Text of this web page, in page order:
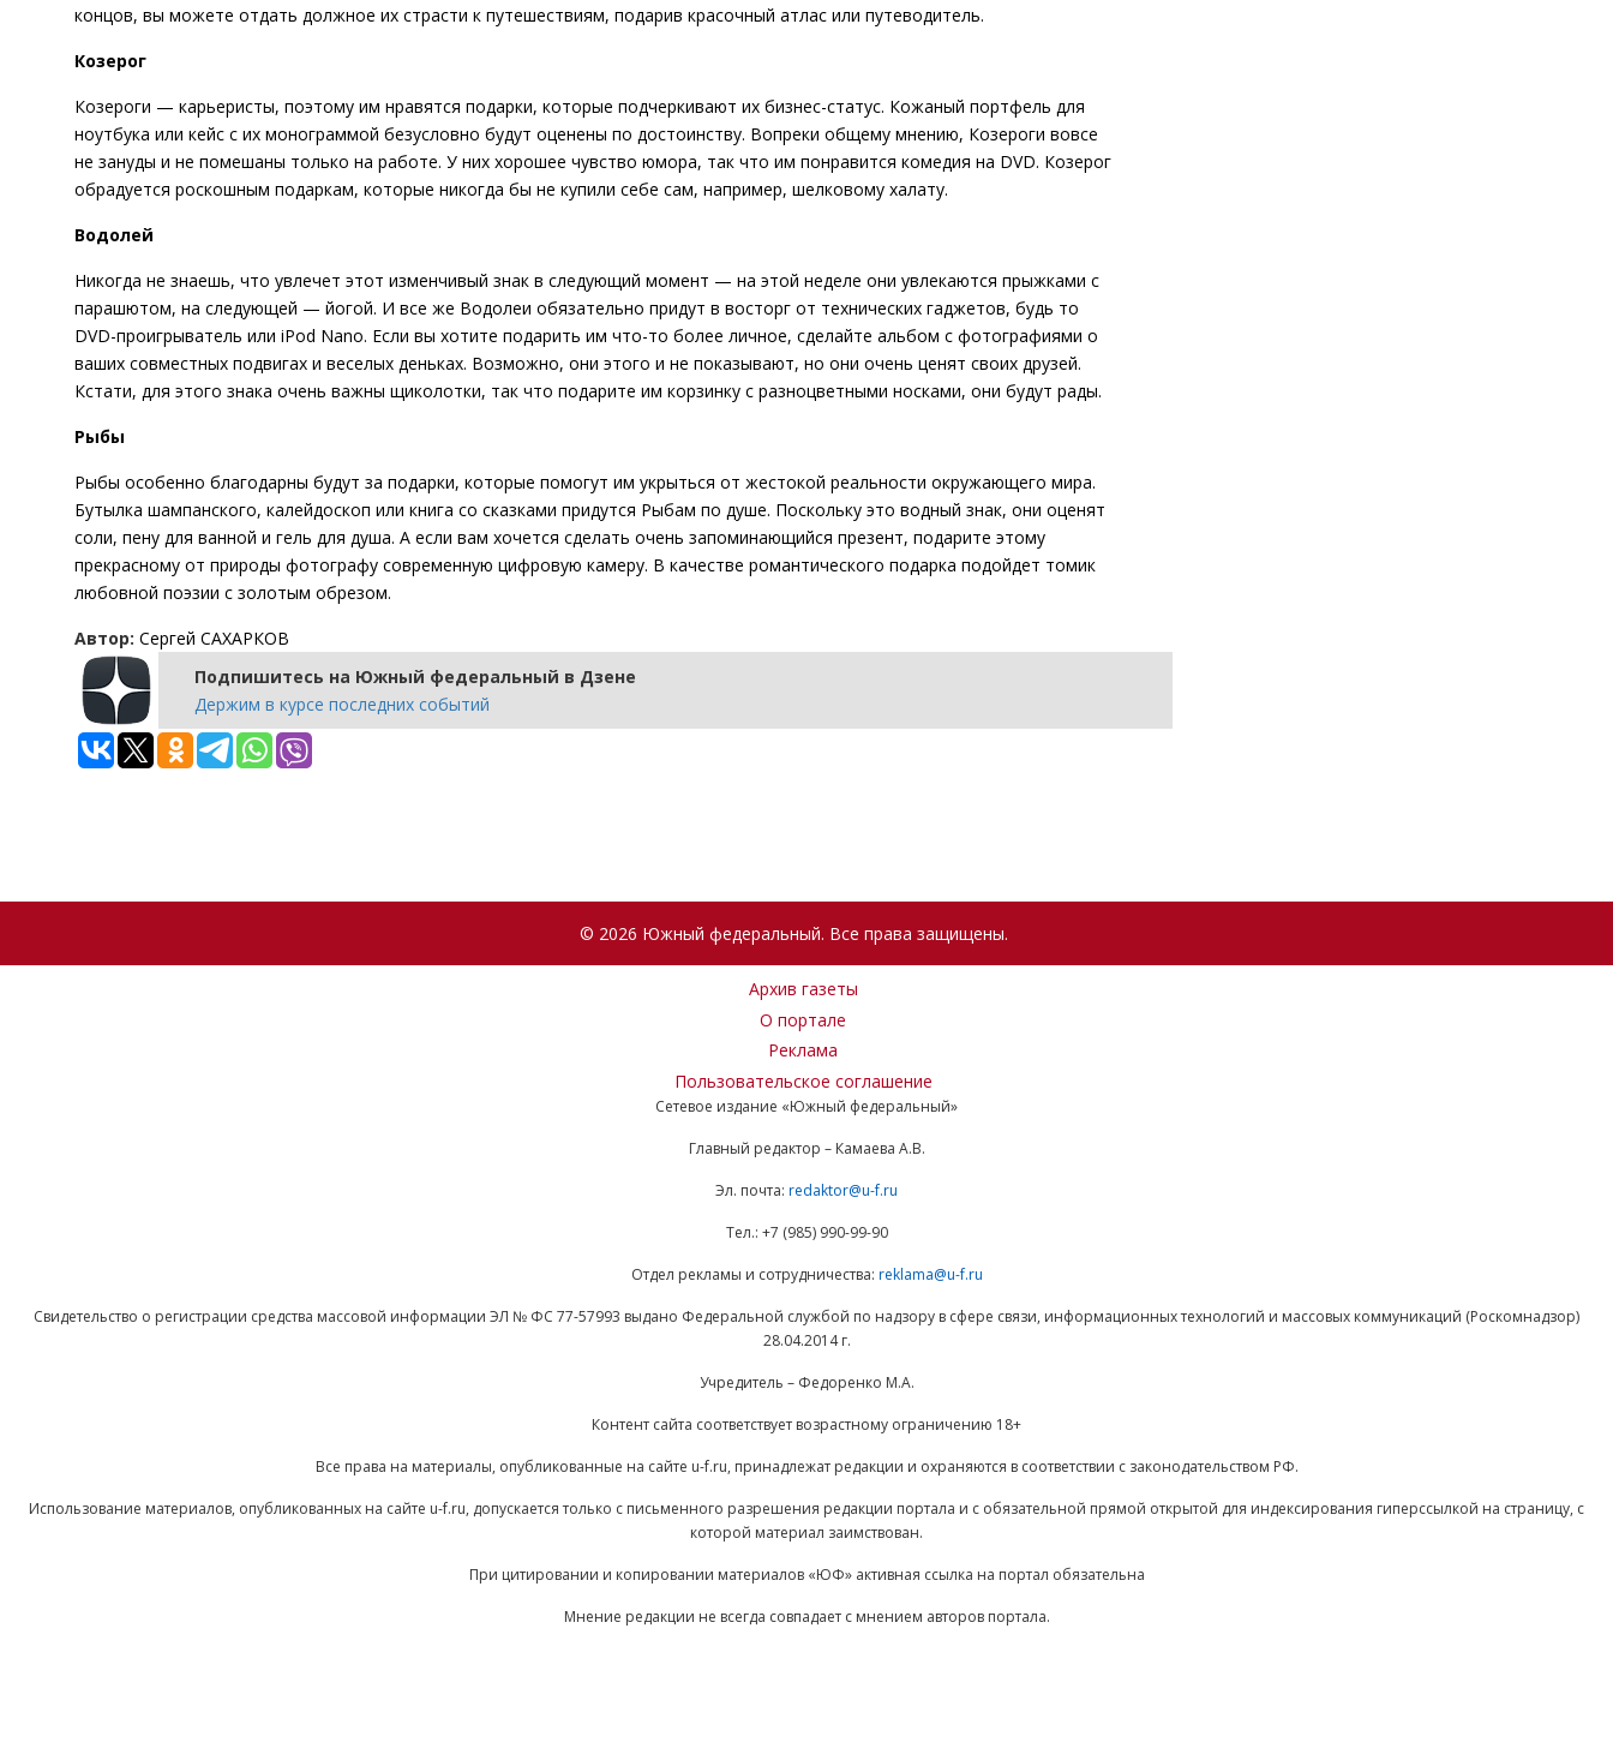
концов, вы можете отдать должное их страсти к путешествиям, подарив красочный атлас или путеводитель.
Козерог
Козероги — карьеристы, поэтому им нравятся подарки, которые подчеркивают их бизнес-статус. Кожаный портфель для
ноутбука или кейс с их монограммой безусловно будут оценены по достоинству. Вопреки общему мнению, Козероги вовсе
не зануды и не помешаны только на работе. У них хорошее чувство юмора, так что им понравится комедия на DVD. Козерог
обрадуется роскошным подаркам, которые никогда бы не купили себе сам, например, шелковому халату.
Водолей
Никогда не знаешь, что увлечет этот изменчивый знак в следующий момент — на этой неделе они увлекаются прыжками с
парашютом, на следующей — йогой. И все же Водолеи обязательно придут в восторг от технических гаджетов, будь то
DVD-проигрыватель или iPod Nano. Если вы хотите подарить им что-то более личное, сделайте альбом с фотографиями о
ваших совместных подвигах и веселых деньках. Возможно, они этого и не показывают, но они очень ценят своих друзей.
Кстати, для этого знака очень важны щиколотки, так что подарите им корзинку с разноцветными носками, они будут рады.
Рыбы
Рыбы особенно благодарны будут за подарки, которые помогут им укрыться от жестокой реальности окружающего мира.
Бутылка шампанского, калейдоскоп или книга со сказками придутся Рыбам по душе. Поскольку это водный знак, они оценят
соли, пену для ванной и гель для душа. А если вам хочется сделать очень запоминающийся презент, подарите этому
прекрасному от природы фотографу современную цифровую камеру. В качестве романтического подарка подойдет томик
любовной поэзии с золотым обрезом.
Автор: Сергей САХАРКОВ
Подпишитесь на Южный федеральный в Дзене
Держим в курсе последних событий
© 2026 Южный федеральный. Все права защищены.
Архив газеты
О портале
Реклама
Пользовательское соглашение
Сетевое издание «Южный федеральный»
Главный редактор – Камаева А.В.
Эл. почта: redaktor@u-f.ru
Тел.: +7 (985) 990-99-90
Отдел рекламы и сотрудничества: reklama@u-f.ru
Свидетельство о регистрации средства массовой информации ЭЛ № ФС 77-57993 выдано Федеральной службой по надзору в сфере связи, информационных технологий и массовых коммуникаций (Роскомнадзор)
28.04.2014 г.
Учредитель – Федоренко М.А.
Контент сайта соответствует возрастному ограничению 18+
Все права на материалы, опубликованные на сайте u-f.ru, принадлежат редакции и охраняются в соответствии с законодательством РФ.
Использование материалов, опубликованных на сайте u-f.ru, допускается только с письменного разрешения редакции портала и с обязательной прямой открытой для индексирования гиперссылкой на страницу, с
которой материал заимствован.
При цитировании и копировании материалов «ЮФ» активная ссылка на портал обязательна
Мнение редакции не всегда совпадает с мнением авторов портала.